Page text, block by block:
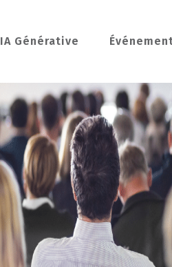
IA Générative